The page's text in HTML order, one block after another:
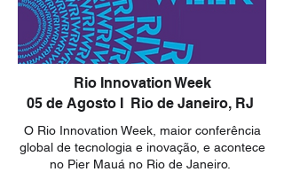
Rio Innovation Week
05 de Agosto I Rio de Janeiro, RJ
O Rio Innovation Week, maior conferência
global de tecnologia e inovação, e acontece
no Pier Mauá no Rio de Janeiro.